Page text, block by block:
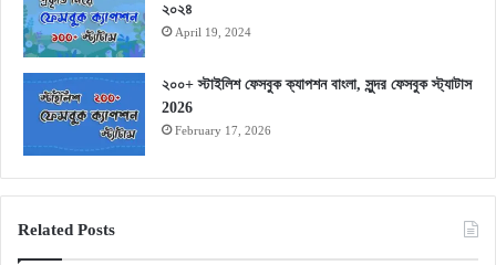
২০২৪
April 19, 2024
২০০+ স্টাইলিশ ফেসবুক ক্যাপশন বাংলা, সুন্দর ফেসবুক স্ট্যাটাস
2026
February 17, 2026
Related Posts